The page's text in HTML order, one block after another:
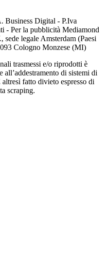
Business Digital - P.Iva
- Per la pubblicità Mediamond
legale Amsterdam (Paesi
Cologno Monzese (MI)
trasmessi e/o riprodotti è
di sistemi di
fatto divieto espresso di
scraping.